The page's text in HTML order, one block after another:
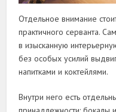
Отдельное внимание
практичного серванта.
в изысканную
без особых усилий
напитками и коктейлями.
Внутри него есть